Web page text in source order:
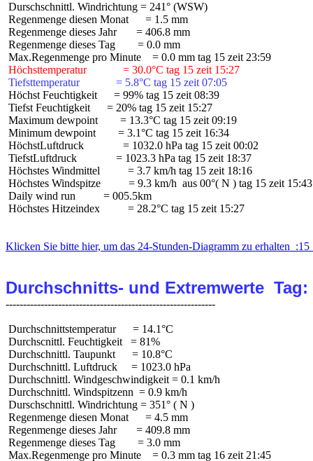
Durschschnittl. Windrichtung = 241° (WSW)
Regenmenge diesen Monat      = 1.5 mm
Regenmenge dieses Jahr       = 406.8 mm
Regenmenge dieses Tag        = 0.0 mm
Höchsttemperatur             = 30.0°C tag 15 zeit 15:27
Tiefsttemperatur             = 5.8°C tag 15 zeit 07:05
Höchst Feuchtigkeit      = 99% tag 15 zeit 08:39
Tiefst Feuchtigkeit      = 20% tag 15 zeit 15:27
Maximum dewpoint        = 13.3°C tag 15 zeit 09:19
Minimum dewpoint        = 3.1°C tag 15 zeit 16:34
HöchstLuftdruck              = 1032.0 hPa tag 15 zeit 00:02
TiefstLuftdruck              = 1023.3 hPa tag 15 zeit 18:37
Höchstes Windmittel          = 3.7 km/h tag 15 zeit 18:16
Höchstes Windspitze          = 9.3 km/h  aus 00°( N ) tag 15 zeit 15:43
Daily wind run          = 005.5km
Höchstes Hitzeindex          = 28.2°C tag 15 zeit 15:27
Klicken Sie bitte hier, um das 24-Stunden-Diagramm zu erhalten  :15
Durchschnitts- und Extremwerte  Tag:
Durchschnittstemperatur      = 14.1°C
Durchscnittl. Feuchtigkeit   = 81%
Durchschnittl. Taupunkt      = 10.8°C
Durchschnittl. Luftdruck     = 1023.0 hPa
Durchschnittl. Windgeschwindigkeit = 0.1 km/h
Durchschnittl. Windspitzenn  = 0.9 km/h
Durschschnittl. Windrichtung = 351° ( N )
Regenmenge diesen Monat      = 4.5 mm
Regenmenge dieses Jahr       = 409.8 mm
Regenmenge dieses Tag        = 3.0 mm